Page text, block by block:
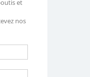
et
nos